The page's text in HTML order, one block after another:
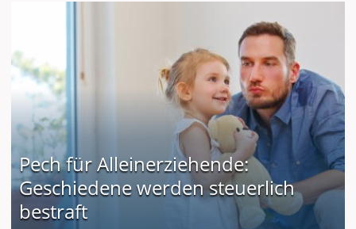
Pech für Alleinerziehende:
Geschiedene werden steuerlich
bestraft